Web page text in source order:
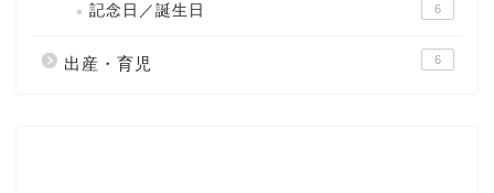
記念日／誕生日 6
出産・育児 6